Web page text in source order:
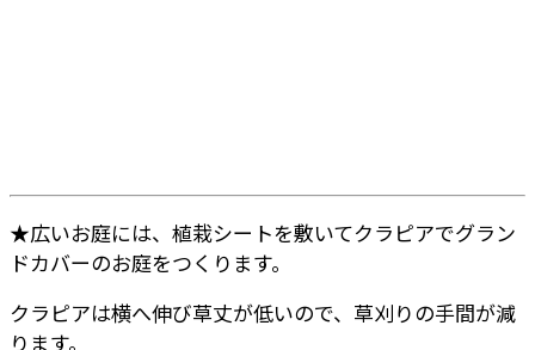
★広いお庭には、植栽シートを敷いてクラピアでグラン
ドカバーのお庭をつくります。
クラピアは横へ伸び草丈が低いので、草刈りの手間が減
ります。